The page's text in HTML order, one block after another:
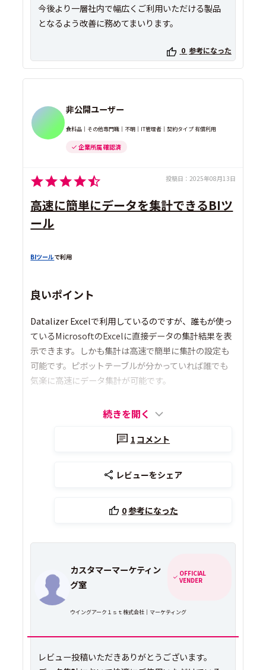
今後より一層社内で幅広くご利用いただける製品
となるよう改善に務めてまいります。
0 参考になった
非公開ユーザー
食料品｜その他専門職｜不明｜IT管理者｜契約タイプ 有償利用
企業所属 確認済
投稿日： 2025年08月13日
高速に簡単にデータを集計できるBIツ
ール
BIツールで利用
良いポイント
Datalizer Excelで利用しているのですが、誰もが使っ
ているMicrosoftのExcelに直接データの集計結果を表
示できます。しかも集計は高速で簡単に集計の設定も
可能です。ピボットテーブルが分かっていれば誰でも
気楽に高速にデータ集計が可能です。
続きを開く
1 コメント
レビューをシェア
0参考になった
カスタマーマーケティン
グ室
OFFICIAL
VENDER
ウイングアーク１ｓｔ株式会社｜マーケティング
レビュー投稿いただきありがとうございます。